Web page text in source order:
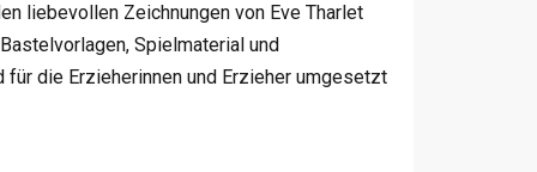
liebevollen Zeichnungen von Eve Tharlet
Spielmaterial und
die Erzieherinnen und Erzieher umgesetzt